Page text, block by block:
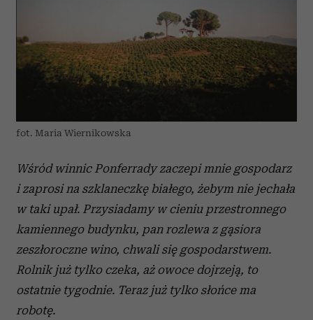
fot. Maria Wiernikowska
Wśród winnic Ponferrady zaczepi mnie gospodarz
i zaprosi na szklaneczkę białego, żebym nie jechała
w taki upał. Przysiadamy w cieniu przestronnego
kamiennego budynku, pan rozlewa z gąsiora
zeszłoroczne wino, chwali się gospodarstwem.
Rolnik już tylko czeka, aż owoce dojrzeją, to
ostatnie tygodnie. Teraz już tylko słońce ma
robotę.